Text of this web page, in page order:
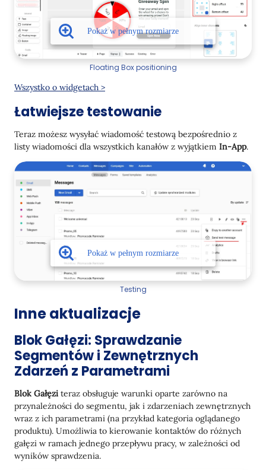
Floating Box positioning
Wszystko o widgetach >
Łatwiejsze testowanie
Teraz możesz wysyłać wiadomość testową bezpośrednio z
listy wiadomości dla wszystkich kanałów z wyjątkiem In-App.
Testing
Inne aktualizacje
Blok Gałęzi: Sprawdzanie
Segmentów i Zewnętrznych
Zdarzeń z Parametrami
Blok Gałęzi teraz obsługuje warunki oparte zarówno na
przynależności do segmentu, jak i zdarzeniach zewnętrznych
wraz z ich parametrami (na przykład kategoria oglądanego
produktu). Umożliwia to kierowanie kontaktów do różnych
gałęzi w ramach jednego przepływu pracy, w zależności od
wyników sprawdzenia.